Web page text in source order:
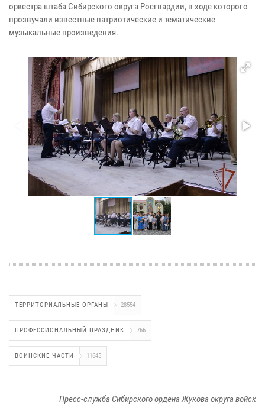
оркестра штаба Сибирского округа Росгвардии, в ходе которого
прозвучали известные патриотические и тематические
музыкальные произведения.
ТЕРРИТОРИАЛЬНЫЕ ОРГАНЫ 28554
ПРОФЕССИОНАЛЬНЫЙ ПРАЗДНИК 766
ВОИНСКИЕ ЧАСТИ 11645
Пресс-служба Сибирского ордена Жукова округа войск